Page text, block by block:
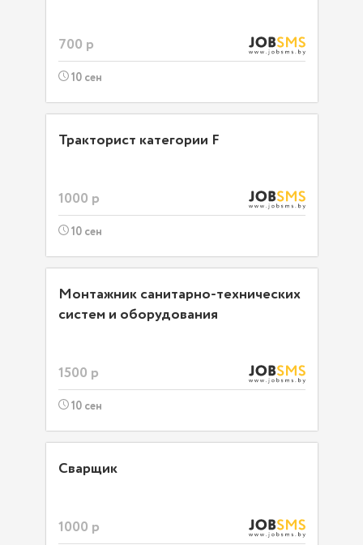
700 р
10 сен
Тракторист категории F
1000 р
10 сен
Монтажник санитарно-технических
систем и оборудования
1500 р
10 сен
Сварщик
1000 р